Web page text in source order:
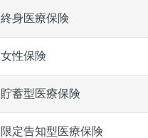
終身医療保険
女性保険
貯蓄型医療保険
限定告知型医療保険